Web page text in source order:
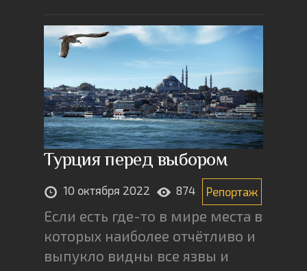
Турция перед выбором
10 октября 2022 874 Репортаж
Если есть где-то в мире места в
которых наиболее отчётливо и
выпукло видны все язвы и